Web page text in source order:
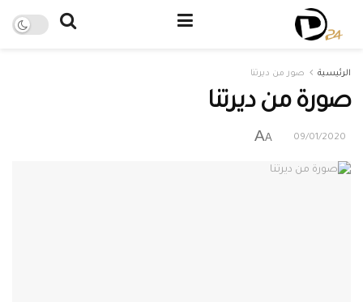
الرئيسية صور من ديرتنا
صورة من ديرتنا
09/01/2020
A
A